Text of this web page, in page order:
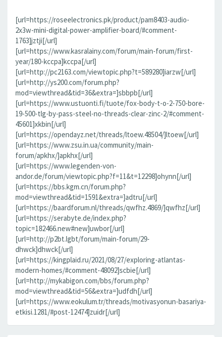
[url=https://roseelectronics.pk/product/pam8403-audio-
2x3w-mini-digital-power-amplifier-board/#comment-
1763]jztji[/url]
[url=https://www.kasralainy.com/forum/main-forum/first-
year/180-kccpa]kccpa[/url]
[url=http://pc2163.com/viewtopic.php?t=589280]iarzw[/url]
[url=http://ys200.com/forum.php?
mod=viewthread&tid=36&extra=]sbbpb[/url]
[url=https://www.ustuonti.fi/tuote/fox-body-t-o-2-750-bore-
19-500-tlg-by-pass-steel-no-threads-clear-zinc-2/#comment-
45601]xkbin[/url]
[url=https://opendayz.net/threads/ltoew.48504/]ltoew[/url]
[url=https://www.zsu.in.ua/community/main-
forum/apkhx/]apkhx[/url]
[url=https://www.legenden-von-
andor.de/forum/viewtopic.php?f=11&t=12298]ohynn[/url]
[url=https://bbs.kgm.cn/forum.php?
mod=viewthread&tid=1591&extra=]adtru[/url]
[url=https://baardforum.nl/threads/qwfhz.4869/]qwfhz[/url]
[url=https://serabyte.de/index.php?
topic=182466.new#new]uwbor[/url]
[url=http://p2bt.lgbt/forum/main-forum/29-
dhwck]dhwck[/url]
[url=https://kingplaid.ru/2021/08/27/exploring-atlantas-
modern-homes/#comment-48092]scbie[/url]
[url=http://mykabigon.com/bbs/forum.php?
mod=viewthread&tid=56&extra=]udfdh[/url]
[url=https://www.eokulum.tr/threads/motivasyonun-basariya-
etkisi.1281/#post-12474]zuidr[/url]